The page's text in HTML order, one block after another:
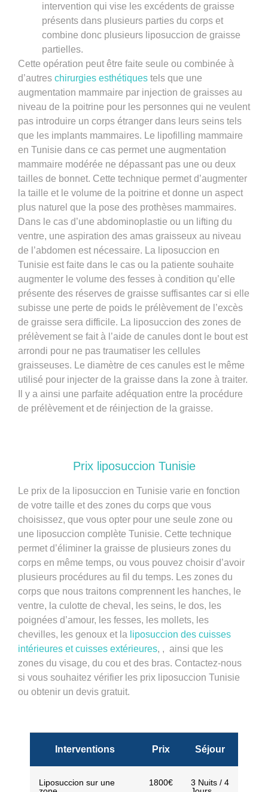
intervention qui vise les excédents de graisse
présents dans plusieurs parties du corps et
combine donc plusieurs liposuccion de graisse
partielles.
Cette opération peut être faite seule ou combinée à
d’autres chirurgies esthétiques tels que une
augmentation mammaire par injection de graisses au
niveau de la poitrine pour les personnes qui ne veulent
pas introduire un corps étranger dans leurs seins tels
que les implants mammaires. Le lipofilling mammaire
en Tunisie dans ce cas permet une augmentation
mammaire modérée ne dépassant pas une ou deux
tailles de bonnet. Cette technique permet d’augmenter
la taille et le volume de la poitrine et donne un aspect
plus naturel que la pose des prothèses mammaires.
Dans le cas d’une abdominoplastie ou un lifting du
ventre, une aspiration des amas graisseux au niveau
de l’abdomen est nécessaire. La liposuccion en
Tunisie est faite dans le cas ou la patiente souhaite
augmenter le volume des fesses à condition qu’elle
présente des réserves de graisse suffisantes car si elle
subisse une perte de poids le prélèvement de l’excès
de graisse sera difficile. La liposuccion des zones de
prélèvement se fait à l’aide de canules dont le bout est
arrondi pour ne pas traumatiser les cellules
graisseuses. Le diamètre de ces canules est le même
utilisé pour injecter de la graisse dans la zone à traiter.
Il y a ainsi une parfaite adéquation entre la procédure
de prélèvement et de réinjection de la graisse.
Prix liposuccion Tunisie​
Le prix de la liposuccion en Tunisie varie en fonction
de votre taille et des zones du corps que vous
choisissez, que vous opter pour une seule zone ou
une liposuccion complète Tunisie. Cette technique
permet d’éliminer la graisse de plusieurs zones du
corps en même temps, ou vous pouvez choisir d’avoir
plusieurs procédures au fil du temps. Les zones du
corps que nous traitons comprennent les hanches, le
ventre, la culotte de cheval, les seins, le dos, les
poignées d’amour, les fesses, les mollets, les
chevilles, les genoux et la liposuccion des cuisses
intérieures et cuisses extérieures, , ainsi que les
zones du visage, du cou et des bras. Contactez-nous
si vous souhaitez vérifier les prix liposuccion Tunisie
ou obtenir un devis gratuit.
Interventions Prix Séjour
Liposuccion sur une
1800€
3 Nuits / 4